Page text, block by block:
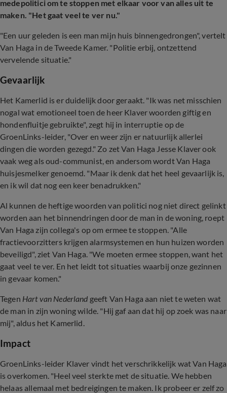
medepolitici om te stoppen met elkaar voor van alles uit te
maken. "Het gaat veel te ver nu."
"Een uur geleden is een man mijn huis binnengedrongen", vertelt
Van Haga in de Tweede Kamer. "Politie erbij, ontzettend
vervelende situatie."
Gevaarlijk
Het Kamerlid is er duidelijk door geraakt. "Ik was net misschien
nogal wat emotioneel toen de heer Klaver woorden giftig en
hondenfluitje gebruikte", zegt hij in interruptie op de
GroenLinks-leider, "Over en weer zijn er natuurlijk allerlei
dingen die worden gezegd." Zo zet Van Haga Jesse Klaver ook
vaak weg als oud-communist, en andersom wordt Van Haga
huisjesmelker genoemd. "Maar ik denk dat het heel gevaarlijk is,
en ik wil dat nog een keer benadrukken."
Al kunnen de heftige woorden van politici nog niet direct gelinkt
worden aan het binnendringen door de man in de woning, roept
Van Haga zijn collega's op om ermee te stoppen. "Alle
fractievoorzitters krijgen alarmsystemen en hun huizen worden
beveiligd", ziet Van Haga. "We moeten ermee stoppen, want het
gaat veel te ver. En het leidt tot situaties waarbij onze gezinnen
in gevaar komen."
Tegen Hart van Nederland geeft Van Haga aan niet te weten wat
de man in zijn woning wilde. "Hij gaf aan dat hij op zoek was naar
mij", aldus het Kamerlid.
Impact
GroenLinks-leider Klaver vindt het verschrikkelijk wat Van Haga
is overkomen. "Heel veel sterkte met de situatie. We hebben
helaas allemaal met bedreigingen te maken. Ik probeer er zelf zo